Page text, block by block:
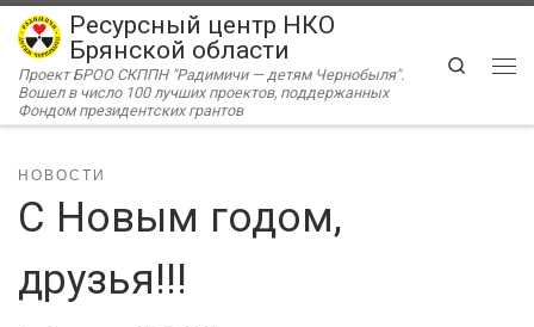
Перейти к содержимому
Ресурсный центр НКО
Брянской области
Проект БРОО СКППН "Радимичи — детям Чернобыля".
Вошел в число 100 лучших проектов, поддержанных
Фондом президентских грантов
Search
НОВОСТИ
С Новым годом,
друзья!!!